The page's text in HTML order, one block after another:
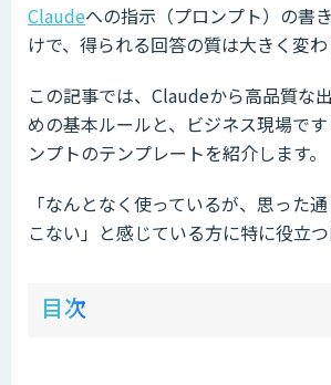
Claudeへの指示（プロンプト）の書
けで、得られる回答の質は大きく変わ
この記事では、Claudeから高品質な
めの基本ルールと、ビジネス現場で
ンプトのテンプレートを紹介します。
「なんとなく使っているが、思った
こない」と感じている方に特に役立つ
目次